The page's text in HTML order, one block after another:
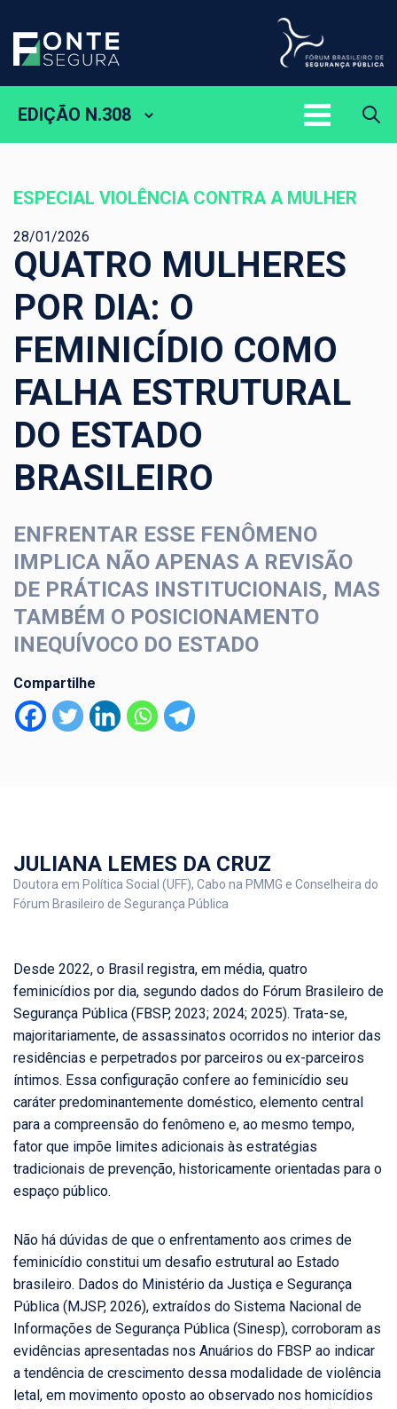
EDIÇÃO N.308
ESPECIAL VIOLÊNCIA CONTRA A MULHER
28/01/2026
QUATRO MULHERES
POR DIA: O
FEMINICÍDIO COMO
FALHA ESTRUTURAL
DO ESTADO
BRASILEIRO
ENFRENTAR ESSE FENÔMENO
IMPLICA NÃO APENAS A REVISÃO
DE PRÁTICAS INSTITUCIONAIS, MAS
TAMBÉM O POSICIONAMENTO
INEQUÍVOCO DO ESTADO
Compartilhe
JULIANA LEMES DA CRUZ
Doutora em Política Social (UFF), Cabo na PMMG e Conselheira do
Fórum Brasileiro de Segurança Pública
Desde 2022, o Brasil registra, em média, quatro
feminicídios por dia, segundo dados do Fórum Brasileiro de
Segurança Pública (FBSP, 2023; 2024; 2025). Trata-se,
majoritariamente, de assassinatos ocorridos no interior das
residências e perpetrados por parceiros ou ex-parceiros
íntimos. Essa configuração confere ao feminicídio seu
caráter predominantemente doméstico, elemento central
para a compreensão do fenômeno e, ao mesmo tempo,
fator que impõe limites adicionais às estratégias
tradicionais de prevenção, historicamente orientadas para o
espaço público.
Não há dúvidas de que o enfrentamento aos crimes de
feminicídio constitui um desafio estrutural ao Estado
brasileiro. Dados do Ministério da Justiça e Segurança
Pública (MJSP, 2026), extraídos do Sistema Nacional de
Informações de Segurança Pública (Sinesp), corroboram as
evidências apresentadas nos Anuários do FBSP ao indicar
a tendência de crescimento dessa modalidade de violência
letal, em movimento oposto ao observado nos homicídios